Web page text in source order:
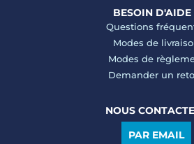
BESOIN D'AIDE
Questions
Modes de
Modes de
Demander un
NOUS
PAR EMAIL